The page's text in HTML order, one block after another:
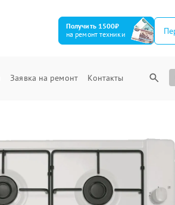
Получить 1500₽
на ремонт техники
Заявка на ремонт Контакты